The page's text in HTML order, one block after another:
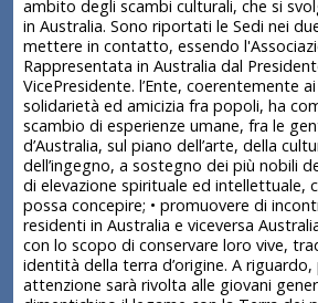
ambito degli scambi culturali, che si
in Australia. Sono riportati le Sedi nei
mettere in contatto, essendo
Rappresentata in Australia dal
VicePresidente. l’Ente, coerentemente
solidarietà ed amicizia fra popoli, ha
scambio di esperienze umane, fra le
d’Australia, sul piano dell’arte, della
dell’ingegno, a sostegno dei più nobili
di elevazione spirituale ed intellettuale,
possa concepire; • promuovere di
residenti in Australia e viceversa
con lo scopo di conservare loro vive,
identità della terra d’origine. A
attenzione sarà rivolta alle giovani